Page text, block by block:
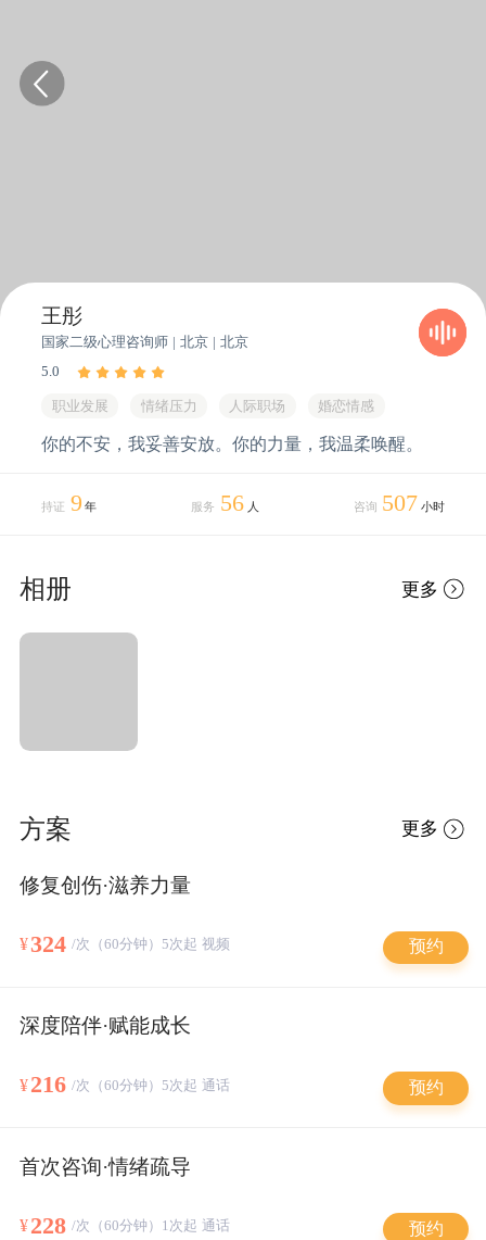
王彤
国家二级心理咨询师 | 北京 | 北京
5.0
职业发展 情绪压力 人际职场 婚恋情感
你的不安，我妥善安放。你的力量，我温柔唤醒。
持证 9 年 服务 56 人 咨询 507 小时
相册 更多
方案 更多
修复创伤·滋养力量
¥324 /次（60分钟）5次起 视频 预约
深度陪伴·赋能成长
¥216 /次（60分钟）5次起 通话 预约
首次咨询·情绪疏导
¥228 /次（60分钟）1次起 通话 预约